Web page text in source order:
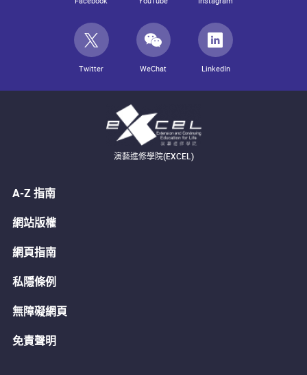
Twitter WeChat LinkedIn
演藝進修學院(EXCEL)
A-Z 指南
網站版權
網頁指南
私隱條例
無障礙網頁
免責聲明